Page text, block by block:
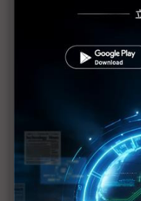
在人形機器人領域值
均豪精密SI整合服務
2025台北國際自動化